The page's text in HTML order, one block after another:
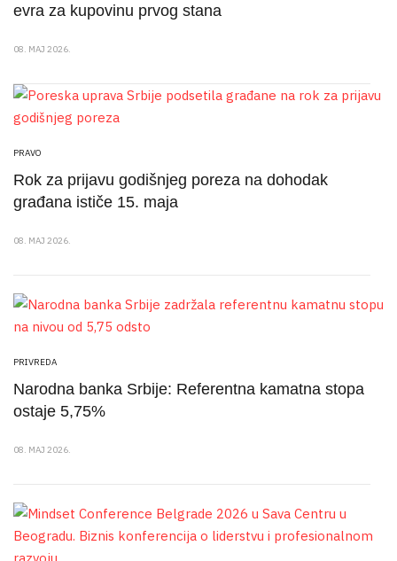
evra za kupovinu prvog stana
08. MAJ 2026.
PRAVO
Rok za prijavu godišnjeg poreza na dohodak
građana ističe 15. maja
08. MAJ 2026.
PRIVREDA
Narodna banka Srbije: Referentna kamatna stopa
ostaje 5,75%
08. MAJ 2026.